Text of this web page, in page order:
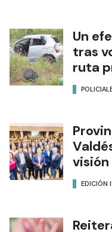
Un
tras
ruta
EDICIÓN